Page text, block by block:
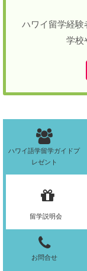
ハワイ留学経験
学校
ハワイ語学留学ガイドプ
レゼント
留学説明会
お問合せ